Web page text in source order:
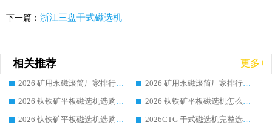
下一篇： 浙江三盘干式磁选机
相关推荐 更多+
2026 矿用永磁滚筒厂家排行榜选购干货指南 行业口碑标杆华体会手机网页版-华体会(中国) 实力出众
2026 矿用永磁滚筒厂家排行榜选购指南，行业口碑领域强者华体会手机网页版-华体会(中国)
2026 钛铁矿平板磁选机选购全攻略 市场公认优质品牌厂家实力排行榜
2026 钛铁矿平板磁选机怎么选 靠谱生产企业实力排行榜选购参考攻略
2026 钛铁矿平板磁选机选购指南 行业口碑优选品牌生产企业实力排行榜
2026CTG 干式磁选机完整选购指南 行业口碑顶尖靠谱生产龙头厂家实力推荐